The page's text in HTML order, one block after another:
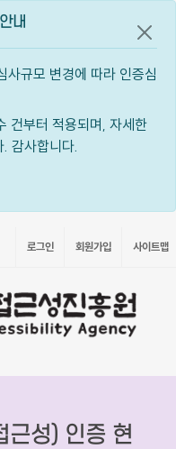
내
사규모 변경에 따라 인증심
건부터 적용되며, 자세한
감사합니다.
공지
로그인 회원가입 사이트맵
근성) 인증 현